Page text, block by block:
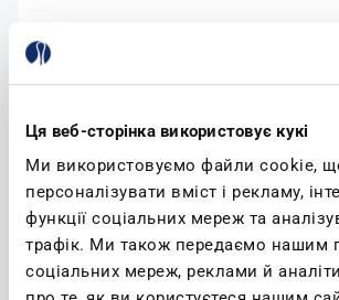
Ця веб-сторінка використовує кукі
Ми використовуємо файли cookie,
персоналізувати вміст і рекламу,
функції соціальних мереж та
трафік. Ми також передаємо нашим
соціальних мереж, реклами й
Conferma password:
Accetto l'informativa sulla privacy